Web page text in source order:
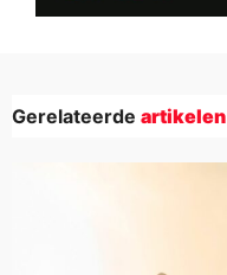
Gerelateerde artikelen